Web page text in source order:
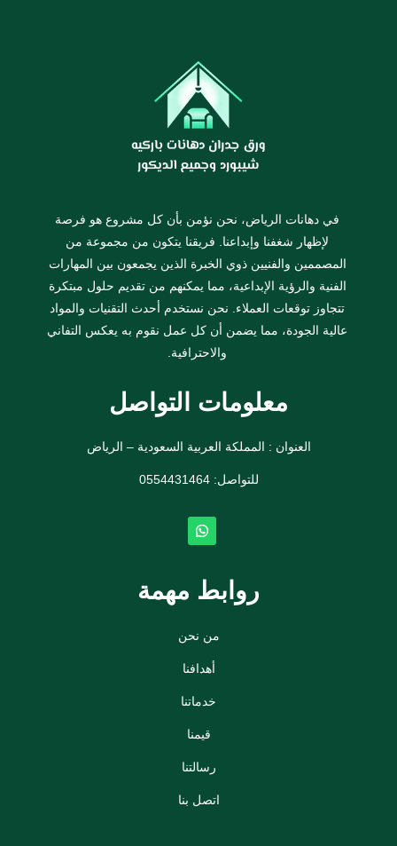
في دهانات الرياض، نحن نؤمن بأن كل مشروع هو فرصة
لإظهار شغفنا وإبداعنا. فريقنا يتكون من مجموعة من
المصممين والفنيين ذوي الخبرة الذين يجمعون بين المهارات
الفنية والرؤية الإبداعية، مما يمكنهم من تقديم حلول مبتكرة
تتجاوز توقعات العملاء. نحن نستخدم أحدث التقنيات والمواد
عالية الجودة، مما يضمن أن كل عمل نقوم به يعكس التفاني
والاحترافية.
معلومات التواصل
العنوان : المملكة العربية السعودية – الرياض
للتواصل: ⁦0554431464
روابط مهمة
من نحن
أهدافنا
خدماتنا
قيمنا
رسالتنا
اتصل بنا